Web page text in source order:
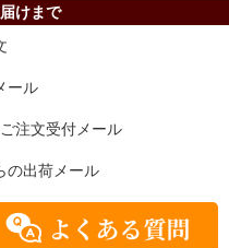
けまで
ール
ご注文受付メール
の出荷メール